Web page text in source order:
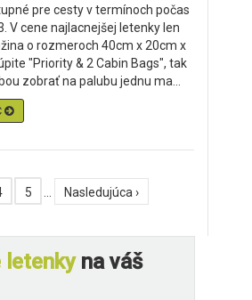
pre cesty v termínoch počas
V cene najlacnejšej letenky len
o rozmeroch 40cm x 20cm x
"Priority & 2 Cabin Bags", tak
zobrať na palubu jednu ma...
5 Nasledujúca ›
letenkyna váš